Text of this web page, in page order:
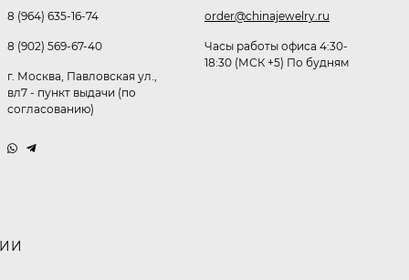
255₽
8 (964) 635-16-74
8 (902) 569-67-40
г. Москва, Павловская ул.,
вл7 - пункт выдачи (по
согласованию)
order@chinajewelry.ru
Часы работы офиса 4:30-
18:30 (МСК +5) По будням